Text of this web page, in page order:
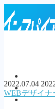
プロフ
お客様
2022.07.04
WEBデザイ